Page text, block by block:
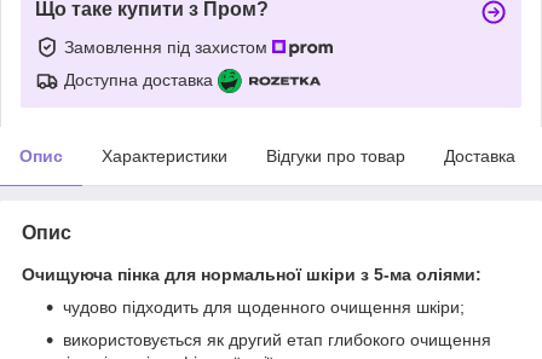
Що таке купити з Пром?
Замовлення під захистом
Доступна доставка
Опис Характеристики Відгуки про товар Доставка
Опис
Очищуюча пінка для нормальної шкіри з 5-ма оліями:
чудово підходить для щоденного очищення шкіри;
використовується як другий етап глибокого очищення